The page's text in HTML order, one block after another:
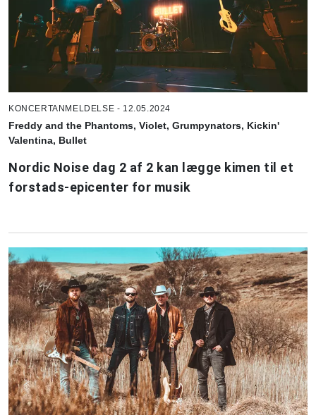
KONCERTANMELDELSE - 12.05.2024
Freddy and the Phantoms, Violet, Grumpynators, Kickin'
Valentina, Bullet
Nordic Noise dag 2 af 2 kan lægge kimen til et
forstads-epicenter for musik